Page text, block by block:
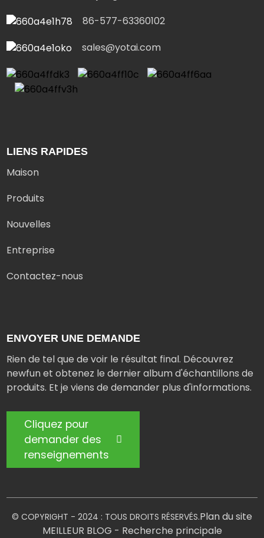
86-577-63360102
sales@yotai.com
LIENS RAPIDES
Maison
Produits
Nouvelles
Entreprise
Contactez-nous
ENVOYER UNE DEMANDE
Rien de tel que de voir le résultat final. Découvrez
newfun et obtenez le dernier album d'échantillons de
produits. Et je viens de demander plus d'informations.
Cliquez pour
demander des
renseignements
© COPYRIGHT - 2024 : TOUS DROITS RÉSERVÉS.Plan du site
MEILLEUR BLOG - Recherche principale